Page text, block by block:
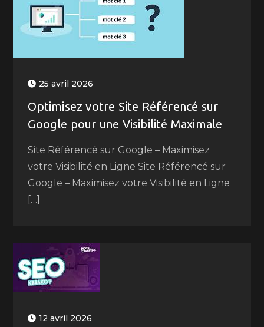
25 avril 2026
Optimisez votre Site Référencé sur
Google pour une Visibilité Maximale
Site Référencé sur Google – Maximisez
votre Visibilité en Ligne Site Référencé sur
Google – Maximisez votre Visibilité en Ligne
[…]
12 avril 2026